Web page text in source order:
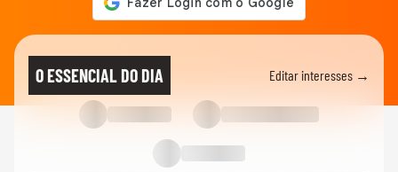
O ESSENCIAL DO DIA Editar interesses →